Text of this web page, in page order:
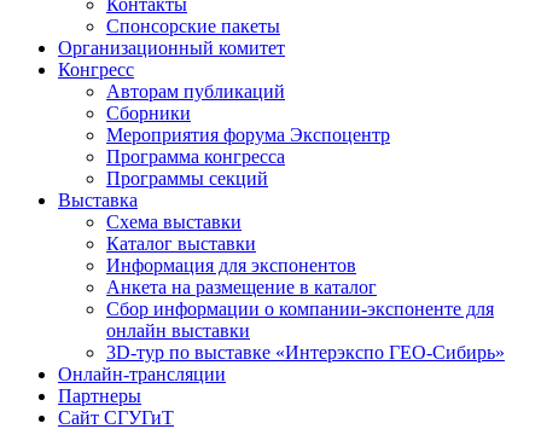
Контакты
Спонсорские пакеты
Организационный комитет
Конгресс
Авторам публикаций
Сборники
Мероприятия форума Экспоцентр
Программа конгресса
Программы секций
Выставка
Схема выставки
Каталог выставки
Информация для экспонентов
Анкета на размещение в каталог
Сбор информации о компании-экспоненте для
онлайн выставки
3D-тур по выставке «Интерэкспо ГЕО-Сибирь»
Онлайн-трансляции
Партнеры
Сайт СГУГиТ